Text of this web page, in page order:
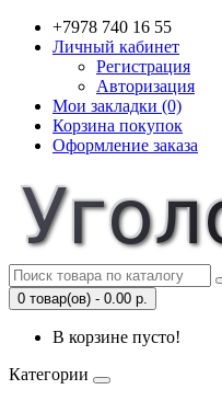
+7978 740 16 55
Личный кабинет
Регистрация
Авторизация
Мои закладки (0)
Корзина покупок
Оформление заказа
0 товар(ов) - 0.00 р.
В корзине пусто!
Категории